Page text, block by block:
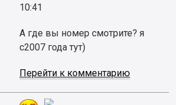
10:41
А где вы номер смотрите? я
с2007 года тут)
Перейти к комментарию